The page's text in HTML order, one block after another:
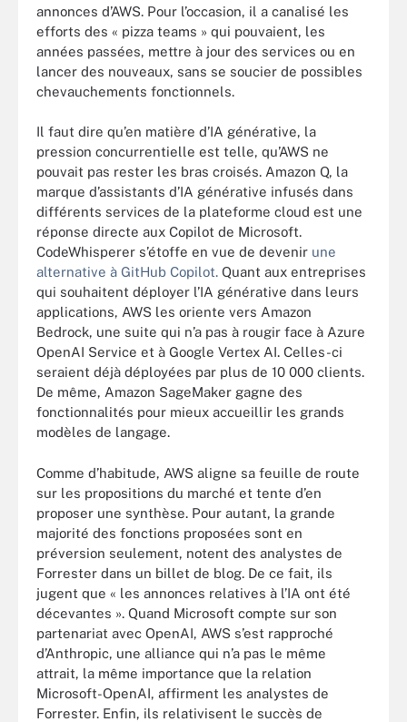
annonces d’AWS. Pour l’occasion, il a canalisé les
efforts des « pizza teams » qui pouvaient, les
années passées, mettre à jour des services ou en
lancer des nouveaux, sans se soucier de possibles
chevauchements fonctionnels.
Il faut dire qu’en matière d’IA générative, la
pression concurrentielle est telle, qu’AWS ne
pouvait pas rester les bras croisés. Amazon Q, la
marque d’assistants d’IA générative infusés dans
différents services de la plateforme cloud est une
réponse directe aux Copilot de Microsoft.
CodeWhisperer s’étoffe en vue de devenir une
alternative à GitHub Copilot. Quant aux entreprises
qui souhaitent déployer l’IA générative dans leurs
applications, AWS les oriente vers Amazon
Bedrock, une suite qui n’a pas à rougir face à Azure
OpenAI Service et à Google Vertex AI. Celles-ci
seraient déjà déployées par plus de 10 000 clients.
De même, Amazon SageMaker gagne des
fonctionnalités pour mieux accueillir les grands
modèles de langage.
Comme d’habitude, AWS aligne sa feuille de route
sur les propositions du marché et tente d’en
proposer une synthèse. Pour autant, la grande
majorité des fonctions proposées sont en
préversion seulement, notent des analystes de
Forrester dans un billet de blog. De ce fait, ils
jugent que « les annonces relatives à l’IA ont été
décevantes ». Quand Microsoft compte sur son
partenariat avec OpenAI, AWS s’est rapproché
d’Anthropic, une alliance qui n’a pas le même
attrait, la même importance que la relation
Microsoft-OpenAI, affirment les analystes de
Forrester. Enfin, ils relativisent le succès de